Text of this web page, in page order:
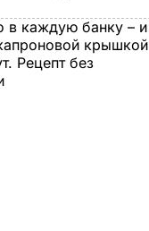
в каждую банку – и
крышкой
Рецепт без